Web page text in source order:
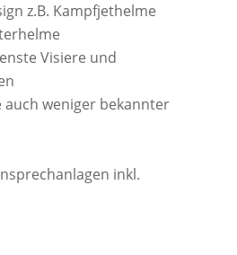
z.B. Kampfjethelme
Visiere und
auch weniger bekannter
inkl.